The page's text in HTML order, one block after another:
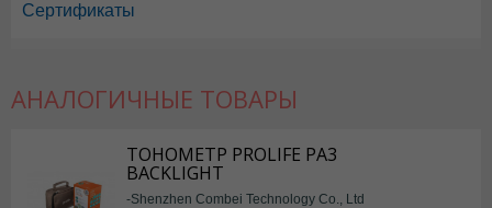
Сертификаты
АНАЛОГИЧНЫЕ ТОВАРЫ
ТОНОМЕТР PROLIFE PA3
BACKLIGHT
-Shenzhen Combei Technology Co., Ltd